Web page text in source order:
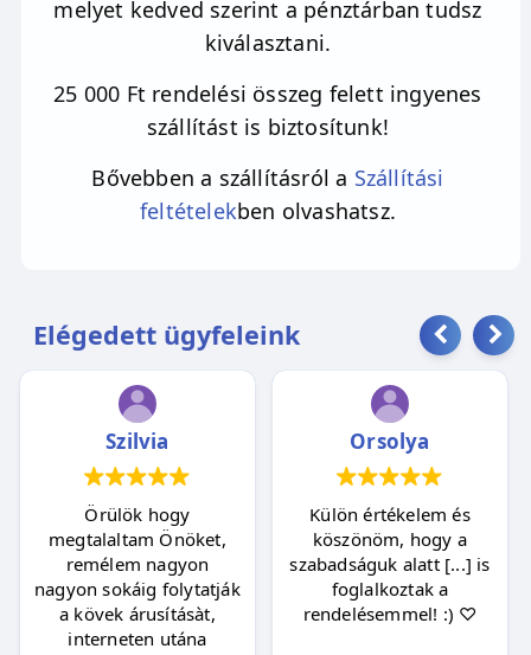
melyet kedved szerint a pénztárban tudsz
kiválasztani.
25 000 Ft rendelési összeg felett ingyenes
szállítást is biztosítunk!
Bővebben a szállításról a Szállítási
feltételekben olvashatsz.
Elégedett ügyfeleink
Szilvia
Örülök hogy
megtalaltam Önöket,
remélem nagyon
nagyon sokáig folytatják
a kövek árusításàt,
interneten utána
Orsolya
Külön értékelem és
köszönöm, hogy a
szabadságuk alatt [...] is
foglalkoztak a
rendelésemmel! :) ♡